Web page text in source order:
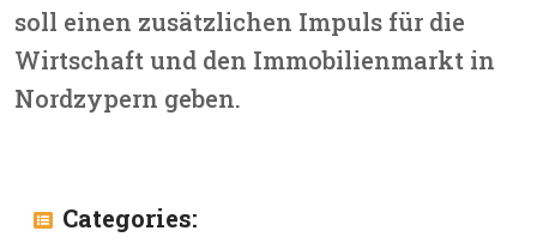
soll einen zusätzlichen Impuls für die
Wirtschaft und den Immobilienmarkt in
Nordzypern geben.
Categories: